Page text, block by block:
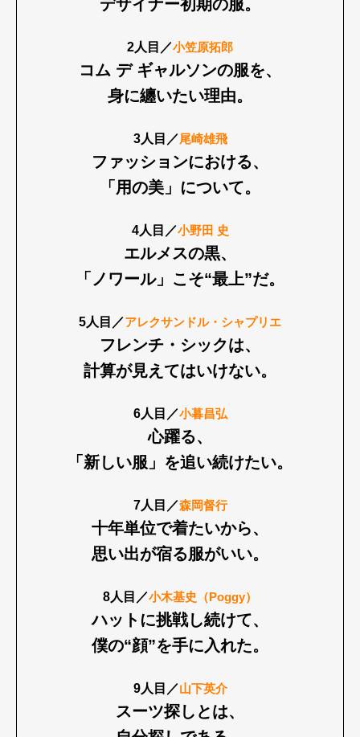
デザイナー初期の服。
2人目／小笠原拓郎
コム デ ギャルソンの服を、
身に纏いたい理由。
3人目／尾崎雄飛
ファッションにおける、
「用の美」について。
4人目／小野田 史
エルメスの黒、
「ノワール」こそ“最上”だ。
5人目／アレクサンドル・シャプリエ
フレンチ・シックは、
計算が見えてはいけない。
6人目／小暮昌弘
心躍る、
「新しい服」を追い続けたい。
7人目／森岡督行
十年単位で着たいから、
思い出が宿る服がいい。
8人目／小木基史（Poggy）
ハットに挑戦し続けて、
僕の“顔”を手に入れた。
9人目／山下英介
スーツ探しとは、